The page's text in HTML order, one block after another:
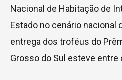
Nacional de Habitação de
Estado no cenário nacional
entrega dos troféus do
Grosso do Sul esteve